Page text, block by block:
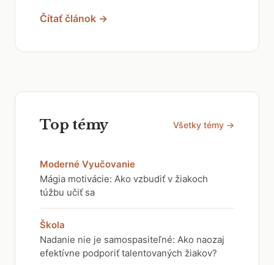
Čítať článok →
Top témy Všetky témy →
Moderné Vyučovanie
Mágia motivácie: Ako vzbudiť v žiakoch
túžbu učiť sa
Škola
Nadanie nie je samospasiteľné: Ako naozaj
efektívne podporiť talentovaných žiakov?